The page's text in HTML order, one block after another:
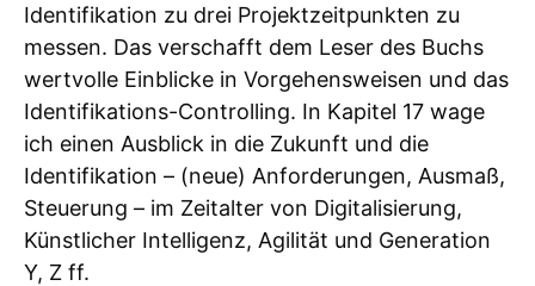
Identifikation zu drei Projektzeitpunkten zu
messen. Das verschafft dem Leser des Buchs
wertvolle Einblicke in Vorgehensweisen und das
Identifikations-Controlling. In Kapitel 17 wage
ich einen Ausblick in die Zukunft und die
Identifikation – (neue) Anforderungen, Ausmaß,
Steuerung – im Zeitalter von Digitalisierung,
Künstlicher Intelligenz, Agilität und Generation
Y, Z ff.